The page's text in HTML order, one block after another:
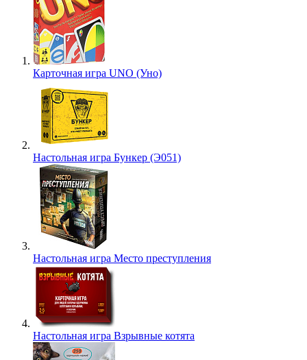
Карточная игра UNO (Уно)
Настольная игра Бункер (Э051)
Настольная игра Место преступления
Настольная игра Взрывные котята